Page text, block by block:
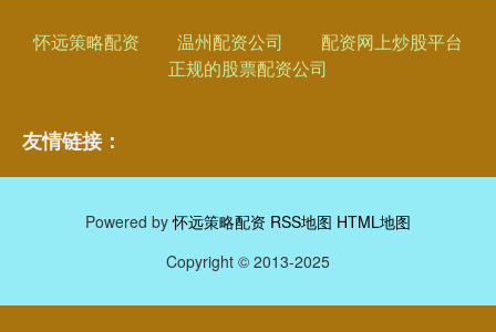
怀远策略配资 温州配资公司
配资网上炒股平台
正规的股票配资公司
友情链接：
Powered by怀远策略配资 RSS地图 HTML地图
Copyright © 2013-2025